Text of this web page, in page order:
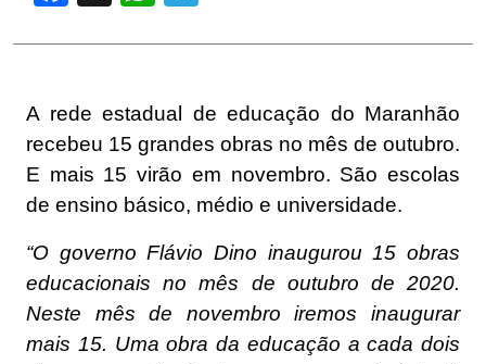
A rede estadual de educação do Maranhão
recebeu 15 grandes obras no mês de outubro.
E mais 15 virão em novembro. São escolas
de ensino básico, médio e universidade.
“O governo Flávio Dino inaugurou 15 obras
educacionais no mês de outubro de 2020.
Neste mês de novembro iremos inaugurar
mais 15. Uma obra da educação a cada dois